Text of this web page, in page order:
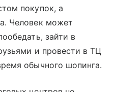
покупок, а
Человек может
зайти в
и провести в ТЦ
обычного шопинга.